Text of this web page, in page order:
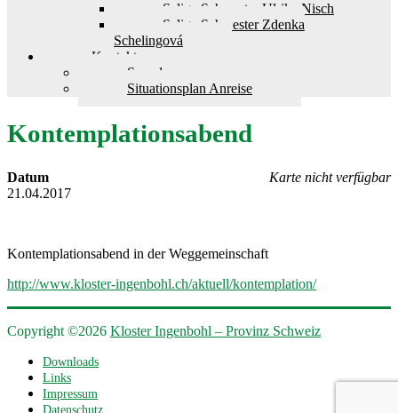
Selige Schwester Ulrika Nisch
Selige Schwester Zdenka
Schelingová
Kontakt
Spenden
Situationsplan Anreise
Kontemplationsabend
Karte nicht verfügbar
Datum
21.04.2017
Kontemplationsabend in der Weggemeinschaft
http://www.kloster-ingenbohl.ch/aktuell/kontemplation/
Copyright ©2026 Kloster Ingenbohl – Provinz Schweiz
Downloads
Links
Impressum
Datenschutz